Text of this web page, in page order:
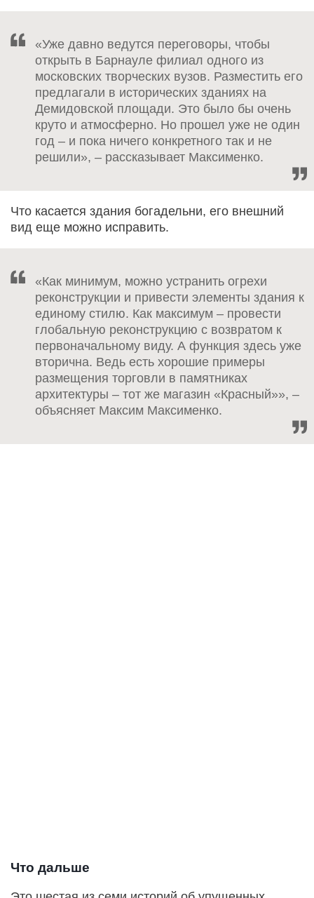
«Уже давно ведутся переговоры, чтобы
открыть в Барнауле филиал одного из
московских творческих вузов. Разместить его
предлагали в исторических зданиях на
Демидовской площади. Это было бы очень
круто и атмосферно. Но прошел уже не один
год – и пока ничего конкретного так и не
решили», – рассказывает Максименко.
Что касается здания богадельни, его внешний
вид еще можно исправить.
«Как минимум, можно устранить огрехи
реконструкции и привести элементы здания к
единому стилю. Как максимум – провести
глобальную реконструкцию с возвратом к
первоначальному виду. А функция здесь уже
вторична. Ведь есть хорошие примеры
размещения торговли в памятниках
архитектуры – тот же магазин «Красный»», –
объясняет Максим Максименко.
Что дальше